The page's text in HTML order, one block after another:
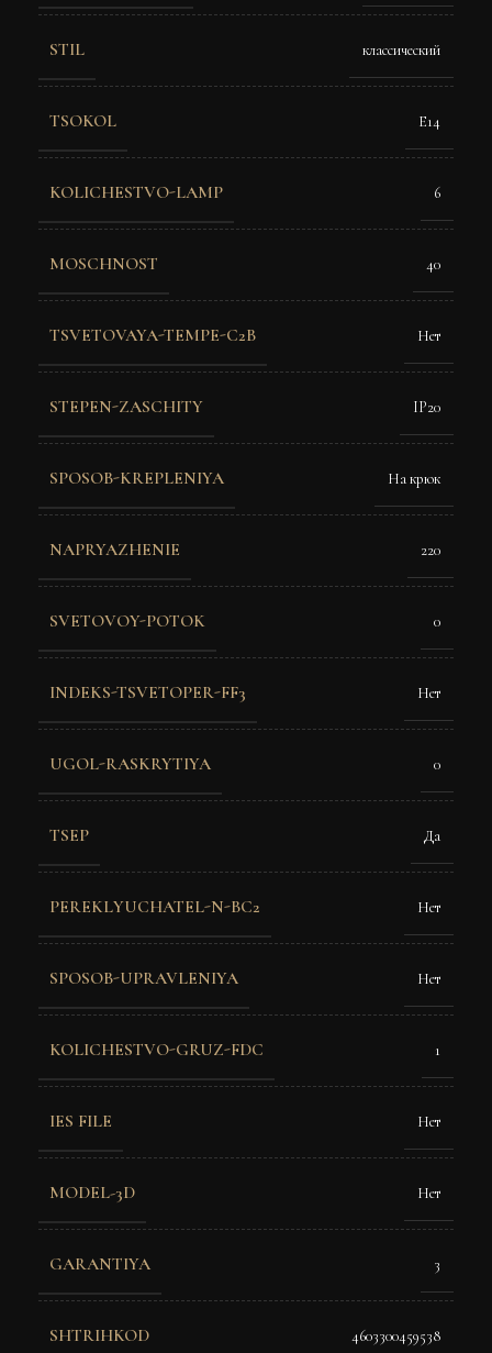
STIL классический
TSOKOL Е14
KOLICHESTVO-LAMP 6
MOSCHNOST 40
TSVETOVAYA-TEMPE-C2B Нет
STEPEN-ZASCHITY IP20
SPOSOB-KREPLENIYA На крюк
NAPRYAZHENIE 220
SVETOVOY-POTOK 0
INDEKS-TSVETOPER-FF3 Нет
UGOL-RASKRYTIYA 0
TSEP Да
PEREKLYUCHATEL-N-BC2 Нет
SPOSOB-UPRAVLENIYA Нет
KOLICHESTVO-GRUZ-FDC 1
IES FILE Нет
MODEL-3D Нет
GARANTIYA 3
SHTRIHKOD 4603300459538